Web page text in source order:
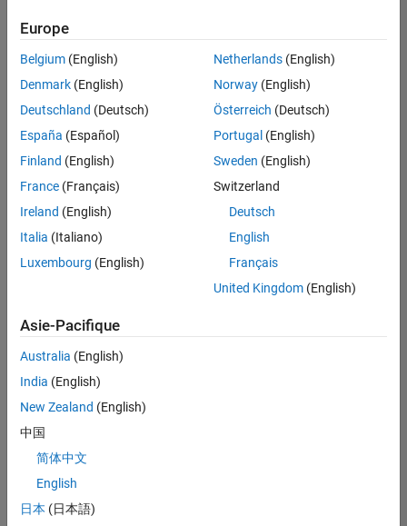
sélectionnées
Les
descriptions
poste
n’ont
pas
été
traduites.
Effectuez
lieu
pour
l’ensemble
des
opportunités
votre
région.
Europe
Belgium (English)
Denmark (English)
Deutschland (Deutsch)
España (Español)
Finland (English)
France (Français)
Ireland (English)
Italia (Italiano)
Luxembourg (English)
Netherlands(English)
Norway(English)
Österreich (Deutsch)
Portugal (English)
Sweden (English)
Switzerland
Deutsch
English
Français
United Kingdom(English)
Asie-Pacifique
Australia (English)
India (English)
New Zealand (English)
中国
简体中文
English
日本 (日本語)